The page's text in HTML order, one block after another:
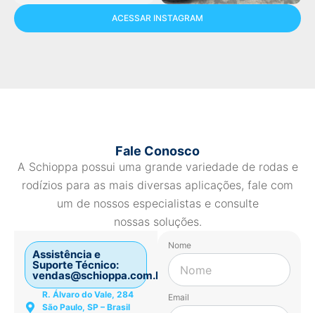
ACESSAR INSTAGRAM
Fale Conosco
A Schioppa possui uma grande variedade de rodas e
rodízios para as mais diversas aplicações, fale com
um de nossos especialistas e consulte
nossas soluções.
Assistência e
Suporte Técnico:
vendas@schioppa.com.br
R. Álvaro do Vale, 284
São Paulo, SP – Brasil
Nome
Email